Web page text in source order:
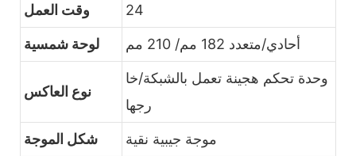
وقت العمل 24
لوحة شمسية أحادي/متعدد 182 مم/ 210 مم
نوع العاكس
وحدة تحكم هجينة تعمل بالشبكة/خا
رجها
شكل الموجة موجة جيبية نقية